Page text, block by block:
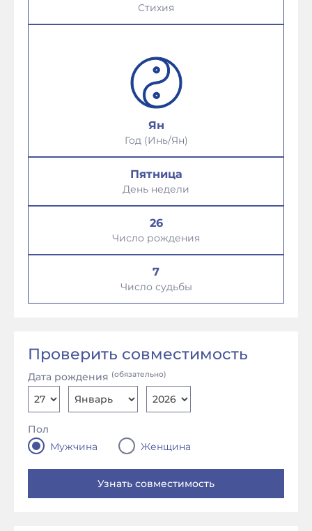
Стихия
Ян
Год (Инь/Ян)
Пятница
День недели
26
Число рождения
7
Число судьбы
Проверить совместимость
Дата рождения (обязательно)
Пол
Мужчина
Женщина